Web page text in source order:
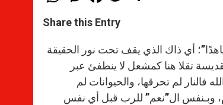
t
s
p
p
s
e
g
e
e
b
o
k
r
Share this Entry
أي ذاك الذي يقف تحت نور الحقيقة
تقلا هنا كمشعل لا ينطفئ عبر
لم تحرقها، والحيوانات لم
وبـنفس ال”نعم” للرب قبل أي نفس